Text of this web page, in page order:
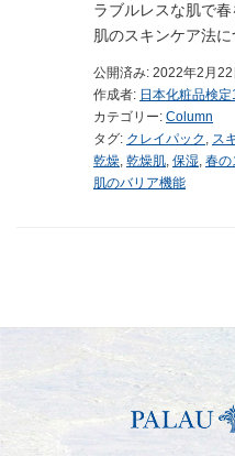
ラブルレスな肌で
肌のスキンケア法
公開済み: 2022年2月22
作成者: 日本化粧品検
カテゴリー: Column
タグ: クレイパック ス
乾燥 乾燥肌 保湿 春の
肌のバリア機能